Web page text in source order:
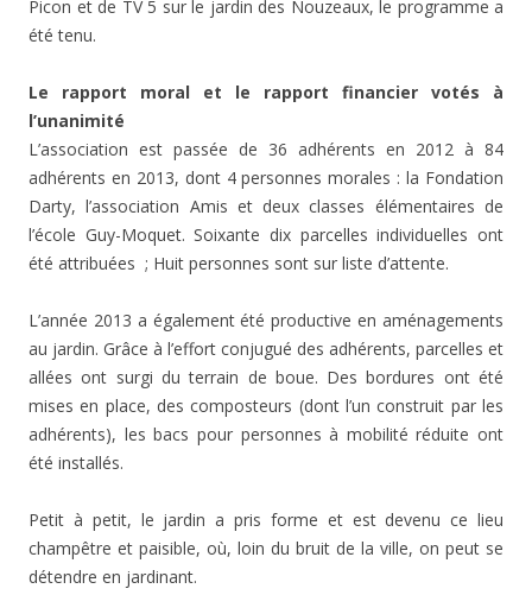
Picon et de TV 5 sur le jardin des Nouzeaux, le programme a
été tenu.
Le rapport moral et le rapport financier votés à
l’unanimité
L’association est passée de 36 adhérents en 2012 à 84
adhérents en 2013, dont 4 personnes morales : la Fondation
Darty, l’association Amis et deux classes élémentaires de
l’école Guy-Moquet. Soixante dix parcelles individuelles ont
été attribuées ; Huit personnes sont sur liste d’attente.
L’année 2013 a également été productive en aménagements
au jardin. Grâce à l’effort conjugué des adhérents, parcelles et
allées ont surgi du terrain de boue. Des bordures ont été
mises en place, des composteurs (dont l’un construit par les
adhérents), les bacs pour personnes à mobilité réduite ont
été installés.
Petit à petit, le jardin a pris forme et est devenu ce lieu
champêtre et paisible, où, loin du bruit de la ville, on peut se
détendre en jardinant.